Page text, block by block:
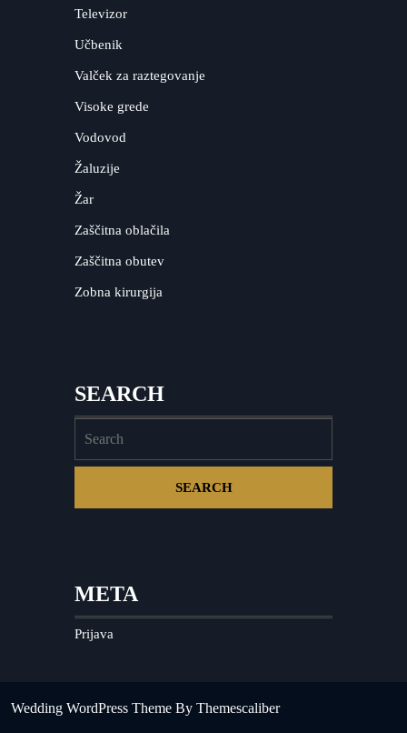
Televizor
Učbenik
Valček za raztegovanje
Visoke grede
Vodovod
Žaluzije
Žar
Zaščitna oblačila
Zaščitna obutev
Zobna kirurgija
SEARCH
META
Prijava
Wedding WordPress Theme By Themescaliber